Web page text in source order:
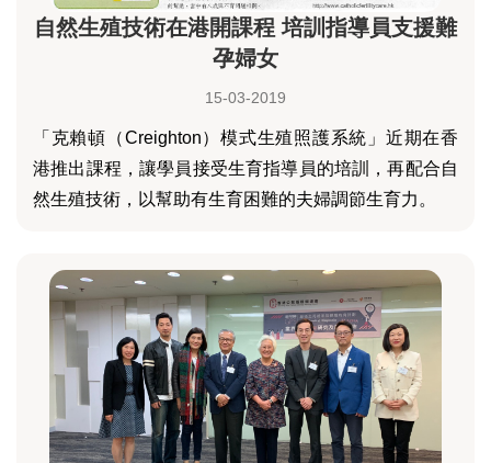
自然生殖技術在港開課程 培訓指導員支援難
孕婦女
15-03-2019
「克賴頓（Creighton）模式生殖照護系統」近期在香
港推出課程，讓學員接受生育指導員的培訓，再配合自
然生殖技術，以幫助有生育困難的夫婦調節生育力。